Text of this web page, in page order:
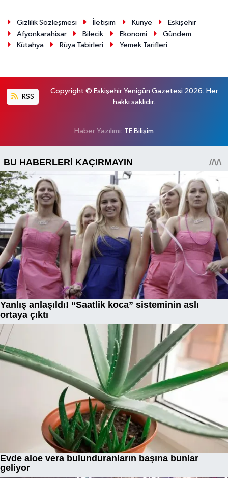
Gizlilik Sözleşmesi İletişim Künye
Eskişehir
Afyonkarahisar
Bilecik Ekonomi
Gündem
Kütahya
Rüya Tabirleri Yemek Tarifleri
RSS
Copyright © Eskişehir Yenigün Gazetesi 2026. Her
hakkı saklıdır.
Haber Yazılımı: TE Bilişim